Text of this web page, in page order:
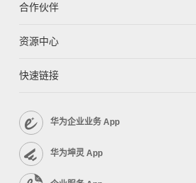
合作伙伴
资源中心
快速链接
华为企业业务 App
华为坤灵 App